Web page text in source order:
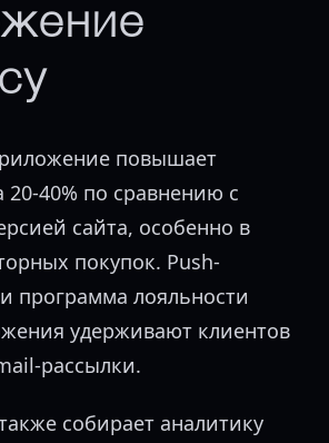
повышает
40% по сравнению с
сайта, особенно в
покупок. Push-
программа лояльности
удерживают клиентов
рассылки.
собирает аналитику